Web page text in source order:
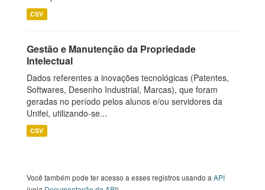
CSV
Gestão e Manutenção da Propriedade
Intelectual
Dados referentes a inovações tecnológicas (Patentes,
Softwares, Desenho Industrial, Marcas), que foram
geradas no período pelos alunos e/ou servidores da
Unifei, utilizando-se...
CSV
Você também pode ter acesso a esses registros usando a API